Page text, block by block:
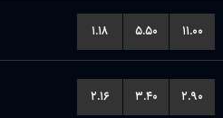
۱.۱۸ ۵.۵۰ ۱۱.۰۰
۲.۱۶ ۳.۴۰ ۲.۹۰